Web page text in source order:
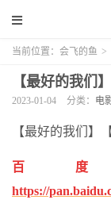
当前位置： 会飞的鱼 >
【最好的我们
2023-01-04 分类： 电
【最好的我们】
百
https://